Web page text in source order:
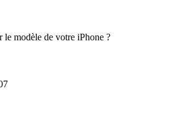
le modèle de votre iPhone ?